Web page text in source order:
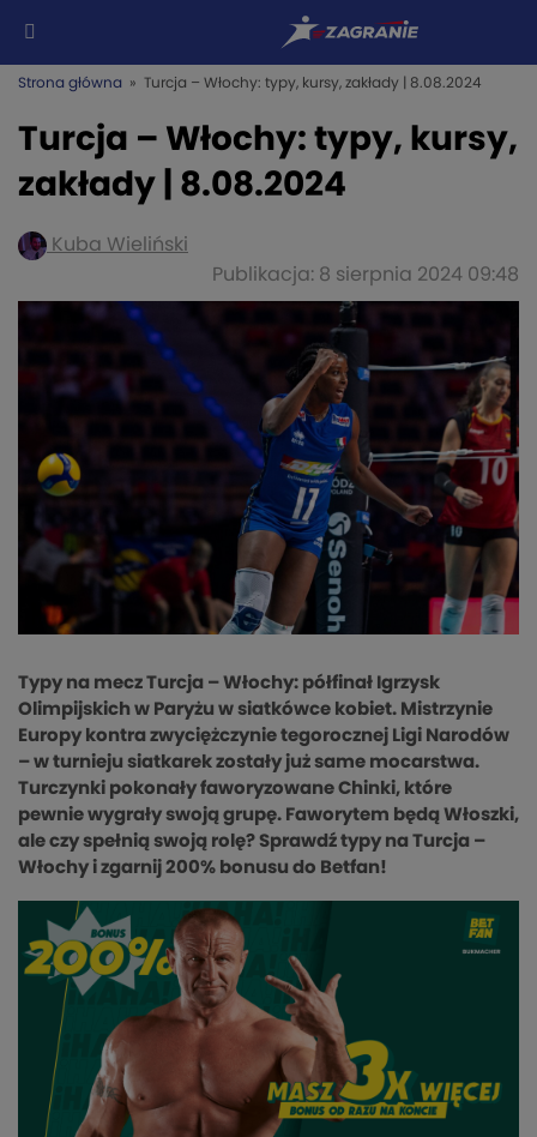
Strona główna » Turcja – Włochy: typy, kursy, zakłady | 8.08.2024
Turcja – Włochy: typy, kursy,
zakłady | 8.08.2024
Kuba Wieliński
Publikacja: 8 sierpnia 2024 09:48
Typy na mecz Turcja – Włochy: półfinał Igrzysk
Olimpijskich w Paryżu w siatkówce kobiet. Mistrzynie
Europy kontra zwyciężczynie tegorocznej Ligi Narodów
– w turnieju siatkarek zostały już same mocarstwa.
Turczynki pokonały faworyzowane Chinki, które
pewnie wygrały swoją grupę. Faworytem będą Włoszki,
ale czy spełnią swoją rolę? Sprawdź typy na Turcja –
Włochy i zgarnij 200% bonusu do Betfan!